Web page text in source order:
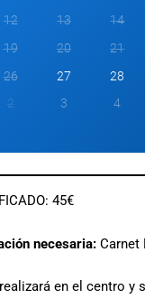
12 13 14
19 20 21
26 27 28
2 3 4
45€
necesaria: Carnet
en el centro y